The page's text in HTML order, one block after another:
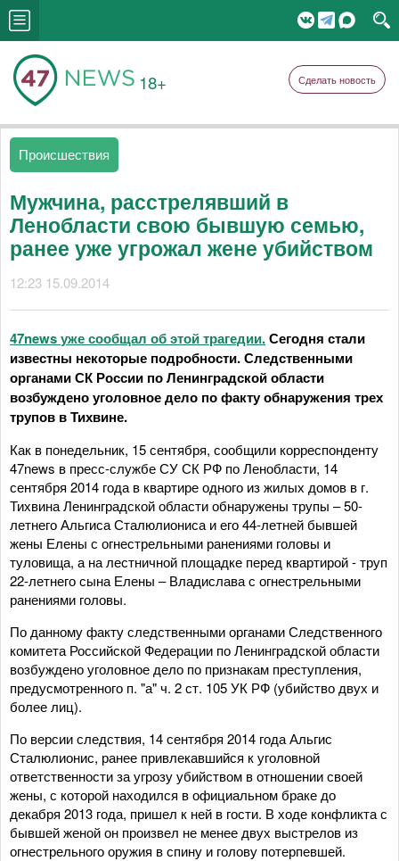
18+ Сделать новость
Происшествия
Мужчина, расстрелявший в
Ленобласти свою бывшую семью,
ранее уже угрожал жене убийством
12:23 15.09.2014
47newsуже сообщал об этой трагедии.Сегодня стали
известны некоторые подробности. Следственными
органами СК России по Ленинградской области
возбуждено уголовное дело по факту обнаружения трех
трупов в Тихвине.
Как в понедельник, 15 сентября, сообщили корреспонденту
47news в пресс-службе СУ СК РФ по Ленобласти, 14
сентября 2014 года в квартире одного из жилых домов в г.
Тихвина Ленинградской области обнаружены трупы – 50-
летнего Альгиса Сталюлиониса и его 44-летней бывшей
жены Елены с огнестрельными ранениями головы и
туловища, а на лестничной площадке перед квартирой - труп
22-летнего сына Елены – Владислава с огнестрельными
ранениями головы.
По данному факту следственными органами Следственного
комитета Российской Федерации по Ленинградской области
возбуждено уголовное дело по признакам преступления,
предусмотренного п. "а" ч. 2 ст. 105 УК РФ (убийство двух и
более лиц).
По версии следствия, 14 сентября 2014 года Альгис
Сталюлионис, ранее привлекавшийся к уголовной
ответственности за угрозу убийством в отношении своей
жены, с которой находился в официальном браке до
декабря 2013 года, пришел к ней в гости. В ходе конфликта с
бывшей женой он произвел не менее двух выстрелов из
огнестрельного оружия в спину и голову потерпевшей.